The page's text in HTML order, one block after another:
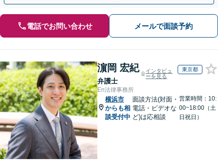
電話でお問い合わせ メールで面談予約
濵岡 宏紀
弁護士
インタビュ
ーを見る
東京都
En法律事務所
横浜市
からも相
談受付中
面談方法(対面・
電話・ビデオな
ど)は応相談
営業時間：10:
00~18:00（土
日祝日）